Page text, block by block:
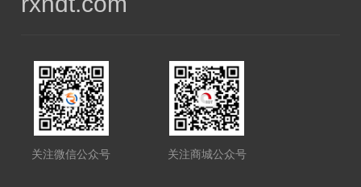
关注微信公众号 关注商城公众号